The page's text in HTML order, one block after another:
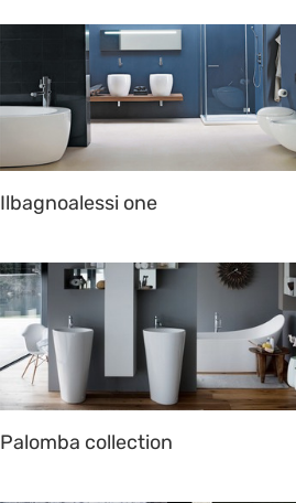
Ilbagnoalessi one
Palomba collection